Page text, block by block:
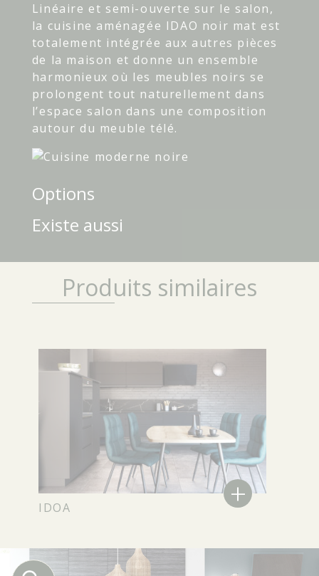
Linéaire et semi-ouverte sur le salon,
la cuisine aménagée IDAO noir mat est
totalement intégrée aux autres pièces
de la maison et donne un ensemble
harmonieux où les meubles noirs se
prolongent tout naturellement dans
l’espace salon dans une composition
autour du meuble télé.
Options
Existe aussi
Produits similaires
IDOA +